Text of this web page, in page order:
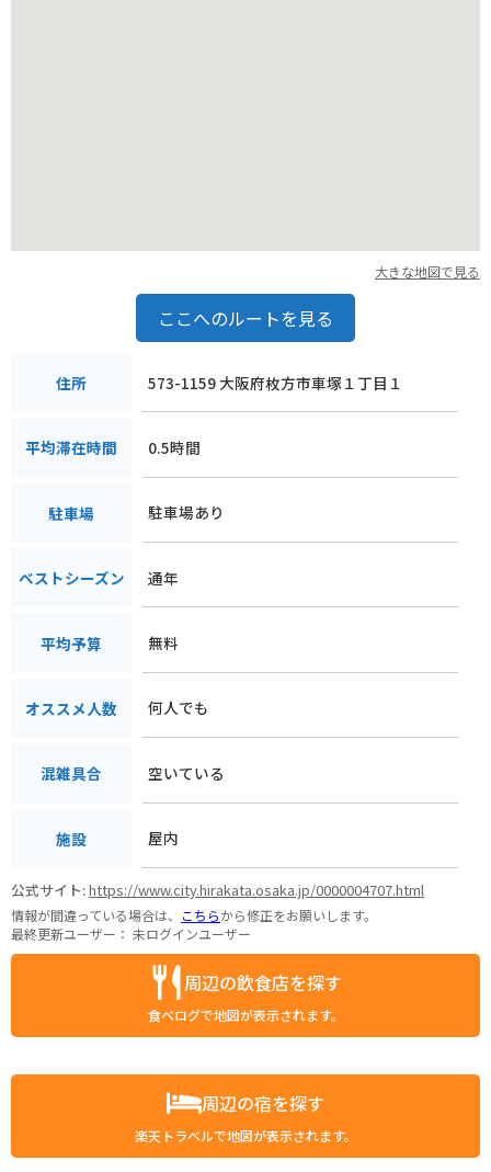
大きな地図で見る
ここへのルートを見る
住所 573-1159 大阪府枚方市車塚１丁目１
平均滞在時間 0.5時間
駐車場 駐車場あり
ベストシーズン 通年
平均予算 無料
オススメ人数 何人でも
混雑具合 空いている
施設 屋内
公式サイト:https://www.city.hirakata.osaka.jp/0000004707.html
情報が間違っている場合は、 こちらから修正をお願いします。
最終更新ユーザー： 未ログインユーザー
周辺の飲食店を探す
食べログで地図が表示されます。
周辺の宿を探す
楽天トラベルで地図が表示されます。